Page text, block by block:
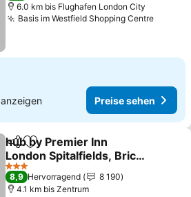
6.0 km bis Flughafen London City
Basis im Westfield Shopping CentrePreise
anzeigen Preise sehen
TeilenZu Favoriten hinzufügen
hub by Premier Inn
London Spitalfields, Brick
Lane hotel
Preise sehen
3 Sterne
8,9 Hervorragend
8 190
4.1 km bis Zentrum